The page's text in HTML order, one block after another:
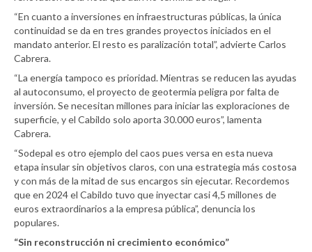
“En cuanto a inversiones en infraestructuras públicas, la única
continuidad se da en tres grandes proyectos iniciados en el
mandato anterior. El resto es paralización total”, advierte Carlos
Cabrera.
“La energía tampoco es prioridad. Mientras se reducen las ayudas
al autoconsumo, el proyecto de geotermia peligra por falta de
inversión. Se necesitan millones para iniciar las exploraciones de
superficie, y el Cabildo solo aporta 30.000 euros”, lamenta
Cabrera.
“Sodepal es otro ejemplo del caos pues versa en esta nueva
etapa insular sin objetivos claros, con una estrategia más costosa
y con más de la mitad de sus encargos sin ejecutar. Recordemos
que en 2024 el Cabildo tuvo que inyectar casi 4,5 millones de
euros extraordinarios a la empresa pública”, denuncia los
populares.
“Sin reconstrucción ni crecimiento económico”